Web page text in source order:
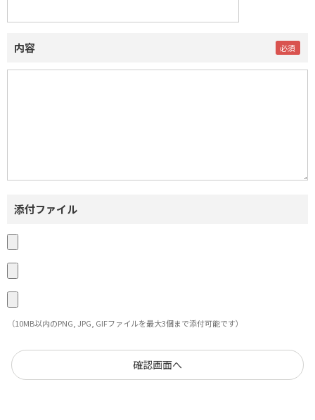
内容
添付ファイル
（10MB以内のPNG, JPG, GIFファイルを最大3個まで添付可能です）